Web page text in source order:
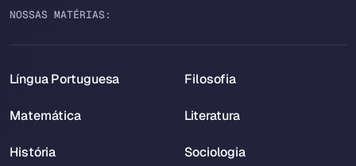
NOSSAS MATÉRIAS:
Língua Portuguesa
Matemática
História
Filosofia
Literatura
Sociologia